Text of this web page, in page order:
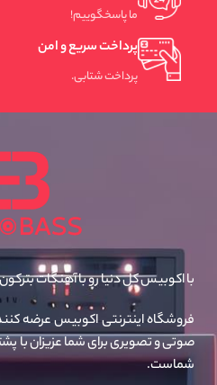
ما پاسخگوییم!
پرداخت سریع و امن
پرداخت شتابی.
با اکوبیس کل دنیا رو با آهنگات
فروشگاه اینترنتی اکوبیس عرضه
شماست.